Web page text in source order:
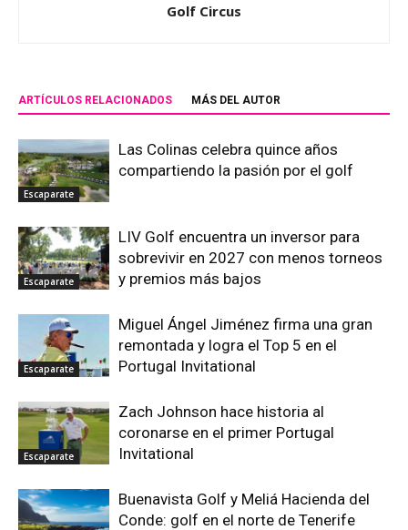
Golf Circus
ARTÍCULOS RELACIONADOS MÁS DEL AUTOR
Escaparate
Las Colinas celebra quince años
compartiendo la pasión por el golf
Escaparate
LIV Golf encuentra un inversor para
sobrevivir en 2027 con menos torneos
y premios más bajos
Escaparate
Miguel Ángel Jiménez firma una gran
remontada y logra el Top 5 en el
Portugal Invitational
Escaparate
Zach Johnson hace historia al
coronarse en el primer Portugal
Invitational
Buenavista Golf y Meliá Hacienda del
Conde: golf en el norte de Tenerife